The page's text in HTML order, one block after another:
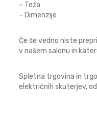
– Teža
– Dimenzije
Če še vedno niste
v našem salonu in
Spletna trgovina in
električnih skuterjev,